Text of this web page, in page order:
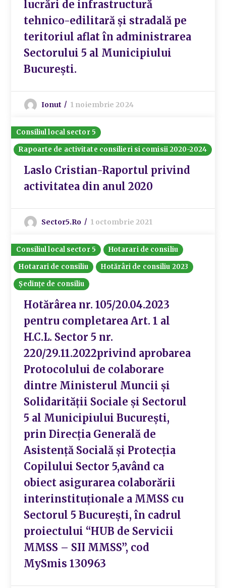
lucrări de infrastructură
tehnico-edilitară și stradală pe
teritoriul aflat în administrarea
Sectorului 5 al Municipiului
Bucureşti.
Ionut 1 noiembrie 2024
Consiliul local sector 5
Rapoarte de activitate consilieri si comisii 2020-2024
Laslo Cristian-Raportul privind
activitatea din anul 2020
Sector5.ro 1 octombrie 2021
Consiliul local sector 5
Hotarari de consiliu
Hotarari de consiliu
Hotărâri de consiliu 2023
Ședințe de consiliu
Hotărârea nr. 105/20.04.2023
pentru completarea Art. 1 al
H.C.L. Sector 5 nr.
220/29.11.2022privind aprobarea
Protocolului de colaborare
dintre Ministerul Muncii și
Solidarității Sociale și Sectorul
5 al Municipiului București,
prin Direcția Generală de
Asistență Socială și Protecția
Copilului Sector 5,având ca
obiect asigurarea colaborării
interinstituționale a MMSS cu
Sectorul 5 București, în cadrul
proiectului “HUB de Servicii
MMSS – SII MMSS”, cod
MySmis 130963